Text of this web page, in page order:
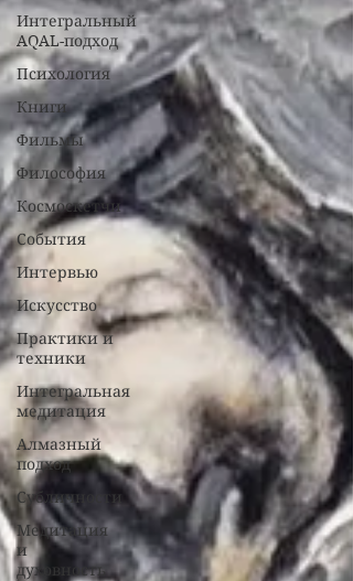
Интегральный
AQAL-подход
Психология
Книги
Фильмы
Философия
Космоскетчи
События
Интервью
Искусство
Практики и
техники
Интегральная
медитация
Алмазный
подход
Субличности
Медитация
и
духовность